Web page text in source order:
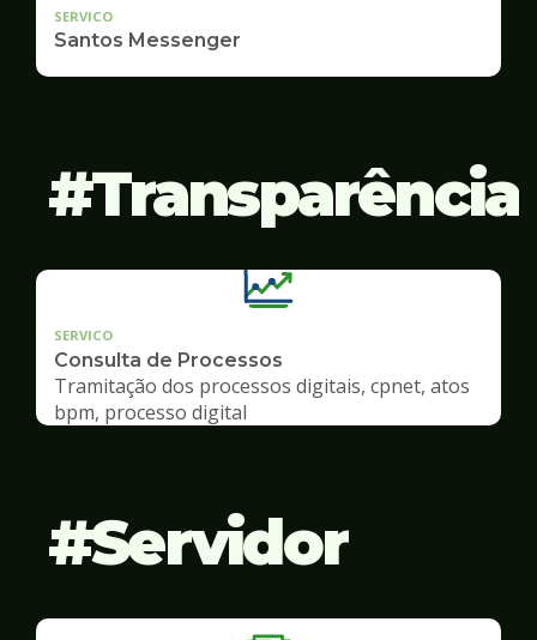
SERVICO
Santos Messenger
Transparência
SERVICO
Consulta de Processos
Tramitação dos processos digitais, cpnet, atos
bpm, processo digital
Servidor